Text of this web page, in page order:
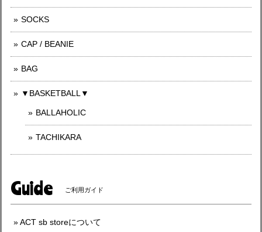
SOCKS
CAP / BEANIE
BAG
▼BASKETBALL▼
BALLAHOLIC
TACHIKARA
Guide ご利用ガイド
ACT sb storeについて